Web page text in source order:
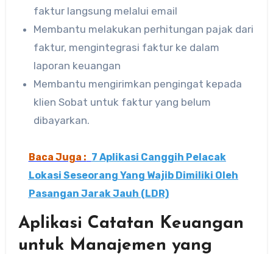
faktur langsung melalui email
Membantu melakukan perhitungan pajak dari
faktur, mengintegrasi faktur ke dalam
laporan keuangan
Membantu mengirimkan pengingat kepada
klien Sobat untuk faktur yang belum
dibayarkan.
Baca Juga : 7 Aplikasi Canggih Pelacak
Lokasi Seseorang Yang Wajib Dimiliki Oleh
Pasangan Jarak Jauh (LDR)
Aplikasi Catatan Keuangan
untuk Manajemen yang